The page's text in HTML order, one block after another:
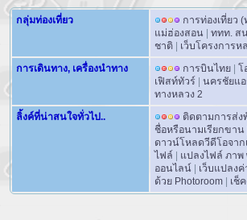
กลุ่มท่องเที่ยว การท่องเที่ยว
แม่ฮ่องสอน | ททท. ส
ชาติ | เว็บโครงการห
การเดินทาง, เครื่องนำทาง
การบินไทย | โ
เฟิสท์ทัวร์ | นครชัยแ
ทางหลวง 2
ลิ้งค์ที่น่าสนใจทั่วไป..
ติดตามการส่ง
ชื่อหรือนามเรียกขาน
ดาวน์โหลดวีดีโอจา
ไฟล์ | แปลงไฟล์ ภาพ
ออนไลน์ | เว็บแปลงค่
ด้วย Photoroom | เช็